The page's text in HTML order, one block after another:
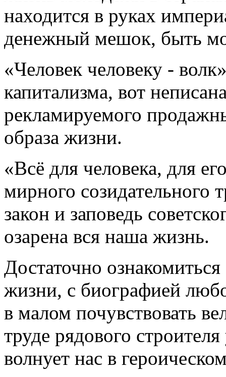
находится в руках
денежный мешок, быть
«Человек человеку -
капитализма, вот
рекламируемого
образа жизни.
«Всё для человека, для
мирного созидательного
закон и заповедь
озарена вся наша жизнь.
Достаточно
жизни, с биографией
в малом почувствовать
труде рядового
волнует нас в